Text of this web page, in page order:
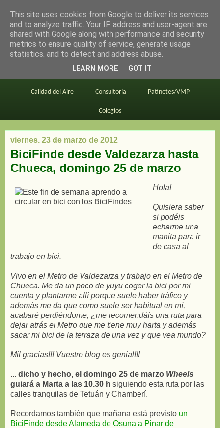
en bici por madrid
Este blog BiciMAD Primeros consejos
Calidad del Aire Consultoría Patinetes/VMP
Colegios
viernes, 23 de marzo de 2012
BiciFinde desde Valdezarza hasta
Chueca, domingo 25 de marzo
Hola!
Quisiera saber
si podéis
echarme una
manita para ir
de casa al
trabajo en bici.
Vivo en el Metro de Valdezarza y trabajo en el Metro de
Chueca. Me da un poco de yuyu coger la bici por mi
cuenta y plantarme allí porque suele haber tráfico y
además me da que como suele ser habitual en mí,
acabaré perdiéndome; ¿me recomendáis una ruta para
dejar atrás el Metro que me tiene muy harta y además
sacar mi bici de la terraza de una vez y que vea mundo?
Mil gracias!!! Vuestro blog es genial!!!
... dicho y hecho, el domingo 25 de marzo Wheels
guiará a Marta a las 10.30 h siguiendo esta ruta por las
calles tranquilas de Tetuán y Chamberí.
Recordamos también que mañana está previsto un
BiciFinde desde Alameda de Osuna a Pinar de
This site uses cookies from Google to deliver its services
and to analyze traffic. Your IP address and user-agent are
shared with Google along with performance and security
metrics to ensure quality of service, generate usage
statistics, and to detect and address abuse.
LEARN MORE GOT IT